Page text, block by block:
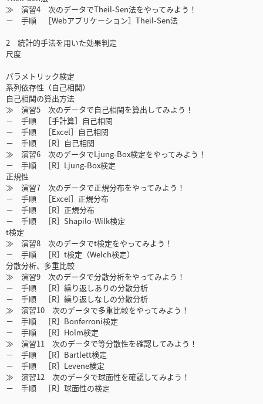
≫ 演習4 次のデータでTheil-Sen法をやってみよう！
－ 手順 ［Webアプリケーション］Theil-Sen法
2 統計的手法を用いた効果判定
尺度
パラメトリック検定
系列依存性（自己相関）
自己相関の算出方法
≫ 演習5 次のデータで自己相関を算出してみよう！
－ 手順 ［手計算］自己相関
－ 手順 ［Excel］自己相関
－ 手順 ［R］自己相関
≫ 演習6 次のデータでLjung-Box検定をやってみよう！
－ 手順 ［R］Ljung-Box検定
正規性
≫ 演習7 次のデータで正規分布をやってみよう！
－ 手順 ［Excel］正規分布
－ 手順 ［R］正規分布
－ 手順 ［R］Shapilo-Wilk検定
t検定
≫ 演習8 次のデータでt検定をやってみよう！
－ 手順 ［R］t検定（Welch検定）
分散分析、多重比較
≫ 演習9 次のデータで分散分析をやってみよう！
－ 手順 ［R］繰り返しありの分散分析
－ 手順 ［R］繰り返しなしの分散分析
≫ 演習10 次のデータで多重比較をやってみよう！
－ 手順 ［R］Bonferroni検定
－ 手順 ［R］Holm検定
≫ 演習11 次のデータで等分散性を確認してみよう！
－ 手順 ［R］Bartlett検定
－ 手順 ［R］Levene検定
≫ 演習12 次のデータで球面性を確認してみよう！
－ 手順 ［R］球面性の検定